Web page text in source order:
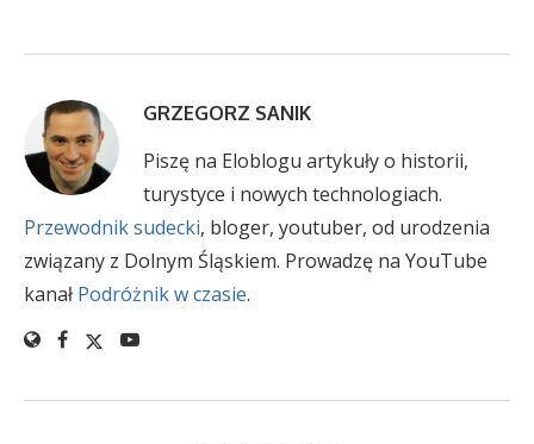
GRZEGORZ SANIK
Piszę na Eloblogu artykuły o historii,
turystyce i nowych technologiach.
Przewodnik sudecki, bloger, youtuber, od urodzenia
związany z Dolnym Śląskiem. Prowadzę na YouTube
kanał Podróżnik w czasie.